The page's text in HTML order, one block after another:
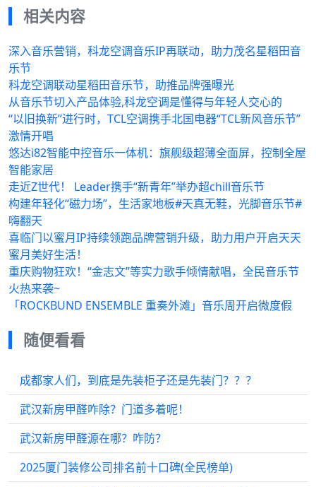
相关内容
深入音乐营销，科龙空调音乐IP再联动，助力茂名星稻田音
乐节
科龙空调联动星稻田音乐节，助推品牌强曝光
从音乐节切入产品体验,科龙空调是懂得与年轻人交心的
“以旧换新”进行时，TCL空调携手北国电器“TCL新风音乐节”
激情开唱
悠达i82智能中控音乐一体机：旗舰级超薄全面屏，控制全屋
智能家居
走近Z世代！ Leader携手“新青年”举办超chill音乐节
构建年轻化“磁力场”，生活家地板#天真无鞋，光脚音乐节#
嗨翻天
喜临门以蜜月IP持续领跑品牌营销升级，助力用户开启天天
蜜月美好生活！
重庆购物狂欢！“金志文”等实力歌手倾情献唱，全民音乐节
火热来袭~
「ROCKBUND ENSEMBLE 重奏外滩」音乐周开启微度假
随便看看
成都家人们，到底是先装柜子还是先装门？？？
武汉新房甲醛咋除？门道多着呢！
武汉新房甲醛源在哪？咋防？
2025厦门装修公司排名前十口碑(全民榜单)